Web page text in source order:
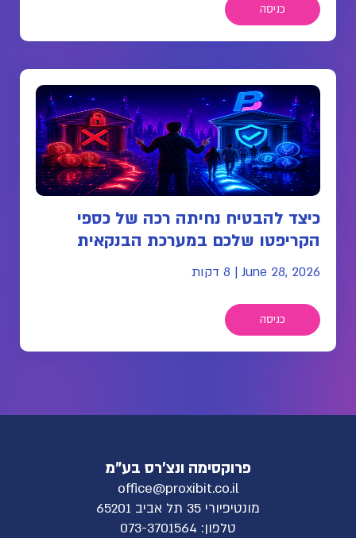
כניסה
כיצד להבטיח נחיתה רכה של כספי
הקריפטו שלכם במערכת הבנקאית
June 28, 2026
| 8 דקות
כניסה
פרוקסימה ונצ'רס בע"מ
office@proxibit.co.il
מונטיפיורי 35 תל אביב 65201
טלפון: 073-3701564